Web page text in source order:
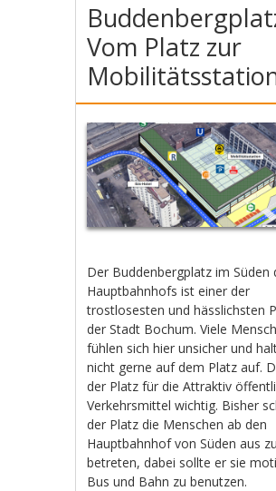
Vom Platz zur
Der Buddenbergplatz im Süden
Hauptbahnhofs ist einer der
trostlosesten und hässlichsten
der Stadt Bochum. Viele
fühlen sich hier unsicher und
nicht gerne auf dem Platz auf.
der Platz für die Attraktiv
Verkehrsmittel wichtig. Bisher
der Platz die Menschen ab den
Hauptbahnhof von Süden aus zu
betreten, dabei sollte er sie
Bus und Bahn zu benutzen.